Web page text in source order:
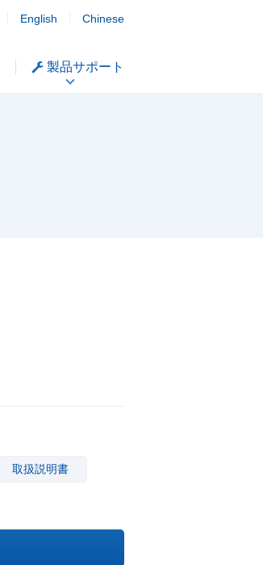
English Chinese
製品サポート
取扱説明書